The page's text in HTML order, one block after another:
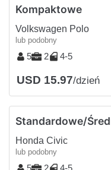
Kompaktowe
Volkswagen Polo
lub podobny
5 2 4-5
USD 15.97/dzień
Standardowe/
Honda Civic
lub podobny